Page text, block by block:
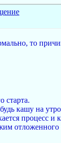
то
старта.
кашу на
процесс и
отложенного